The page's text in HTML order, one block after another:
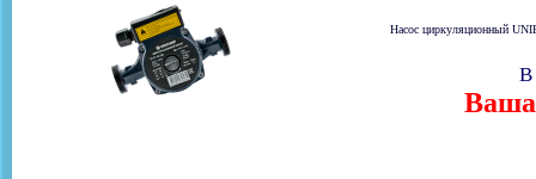
Насос циркуляционный
Ваша
В